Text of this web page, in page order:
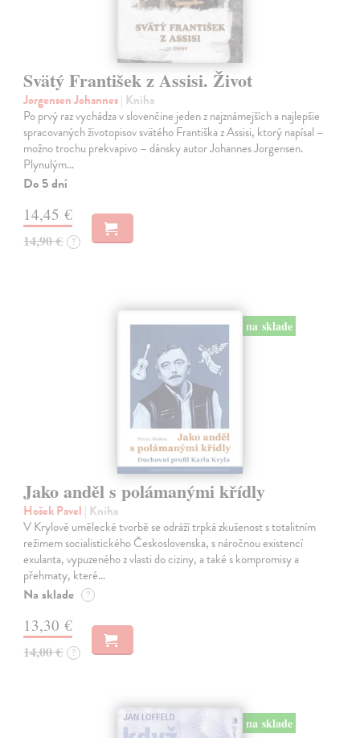
Svätý František z Assisi. Život
Jorgensen Johannes| Kniha
Po prvý raz vychádza v slovenčine jeden z najznámejších a najlepšie
spracovaných životopisov svätého Františka z Assisi, ktorý napísal –
možno trochu prekvapivo – dánsky autor Johannes Jorgensen.
Plynulým…
Do 5 dní
14,45 €
14,90 € ?
na sklade
Jako anděl s polámanými křídly
Hošek Pavel | Kniha
V Krylově umělecké tvorbě se odráží trpká zkušenost s totalitním
režimem socialistického Československa, s náročnou existencí
exulanta, vypuzeného z vlasti do ciziny, a také s kompromisy a
přehmaty, které…
Na sklade ?
13,30 €
14,00 € ?
na sklade